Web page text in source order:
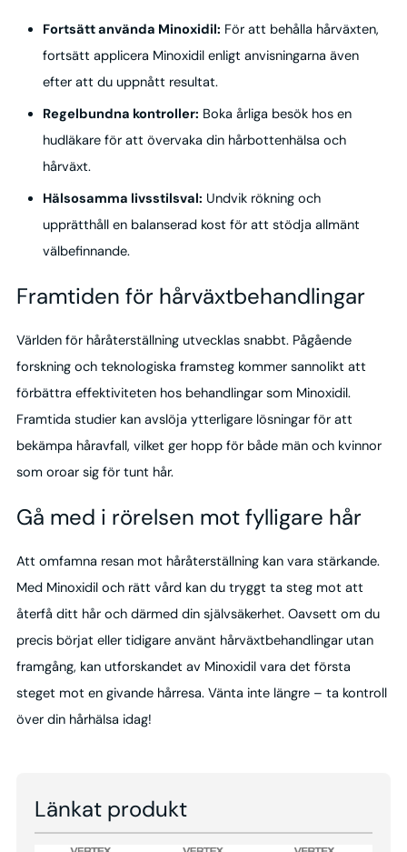
Fortsätt använda Minoxidil: För att behålla hårväxten,
fortsätt applicera Minoxidil enligt anvisningarna även
efter att du uppnått resultat.
Regelbundna kontroller: Boka årliga besök hos en
hudläkare för att övervaka din hårbottenhälsa och
hårväxt.
Hälsosamma livsstilsval: Undvik rökning och
upprätthåll en balanserad kost för att stödja allmänt
välbefinnande.
Framtiden för hårväxtbehandlingar
Världen för håråterställning utvecklas snabbt. Pågående
forskning och teknologiska framsteg kommer sannolikt att
förbättra effektiviteten hos behandlingar som Minoxidil.
Framtida studier kan avslöja ytterligare lösningar för att
bekämpa håravfall, vilket ger hopp för både män och kvinnor
som oroar sig för tunt hår.
Gå med i rörelsen mot fylligare hår
Att omfamna resan mot håråterställning kan vara stärkande.
Med Minoxidil och rätt vård kan du tryggt ta steg mot att
återfå ditt hår och därmed din självsäkerhet. Oavsett om du
precis börjat eller tidigare använt hårväxtbehandlingar utan
framgång, kan utforskandet av Minoxidil vara det första
steget mot en givande hårresa. Vänta inte längre – ta kontroll
över din hårhälsa idag!
Länkat produkt